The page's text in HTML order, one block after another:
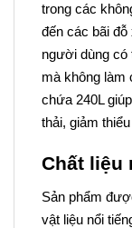
trong các
đến các bãi
người dùng có
mà không làm
chứa 240L
thải, giảm
Chất liệu
Sản phẩm
vật liệu nổi